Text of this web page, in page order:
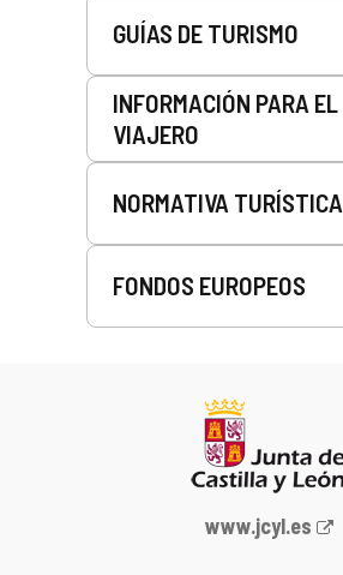
GUÍAS DE TURISMO
INFORMACIÓN PARA EL
VIAJERO
NORMATIVA TURÍSTICA
FONDOS EUROPEOS
Portal
www.jcyl.es